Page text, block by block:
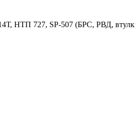
НТП 727, SP-507 (БРС, РВД,